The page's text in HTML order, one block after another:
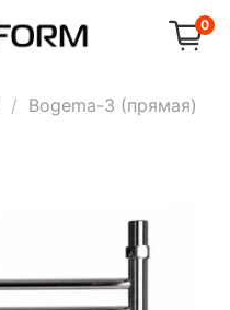
0
Bogema-3 (прямая)